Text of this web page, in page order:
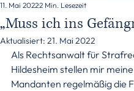
„Muss ich ins
11. Mai 20222 Min. Lesezeit
Aktualisiert: 21. Mai 2022
Als Rechtsanwalt für
Hildesheim stellen mir meine
Mandanten regelmäßig die